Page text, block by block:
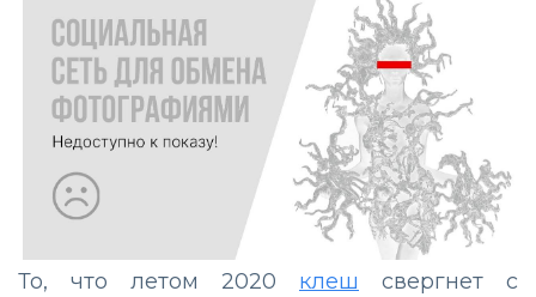
То, что летом 2020 клеш свергнет с